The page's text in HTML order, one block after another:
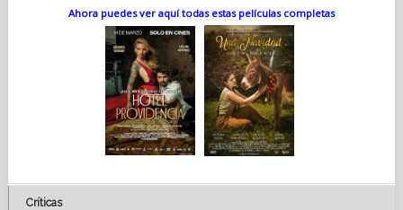
Ahora puedes ver aquí todas estas películas completas
Críticas